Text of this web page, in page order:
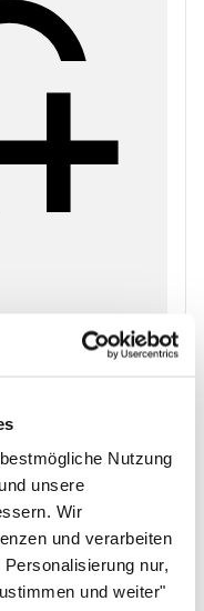
Nutzung
unsere
Wir
und verarbeiten
nur,
und weiter"